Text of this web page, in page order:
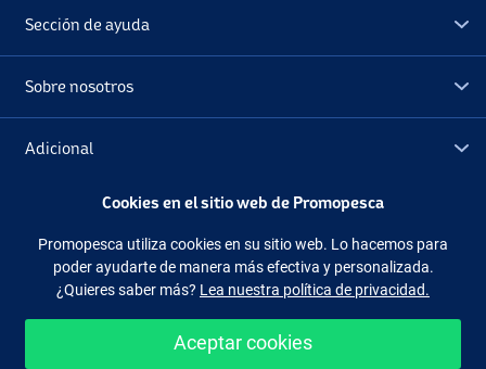
Sección de ayuda
Sobre nosotros
Adicional
Síguenos Facebook Instagram
Cookies en el sitio web de Promopesca
Promopesca utiliza cookies en su sitio web. Lo hacemos para
poder ayudarte de manera más efectiva y personalizada.
¿Quieres saber más? Lea nuestra política de privacidad.
Aceptar cookies